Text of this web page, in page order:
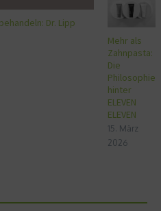
Dr. Lipp
Mehr als
Zahnpasta:
Die
Philosophie
hinter
ELEVEN
ELEVEN
15. März
2026